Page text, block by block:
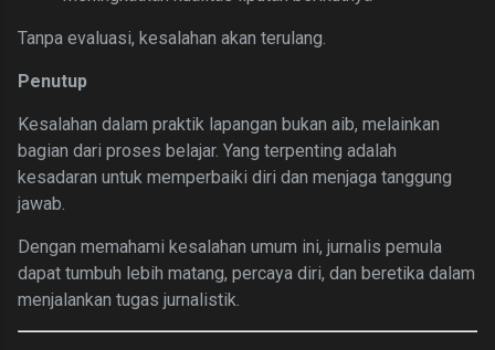
Tanpa evaluasi, kesalahan akan terulang.
Penutup
Kesalahan dalam praktik lapangan bukan aib, melainkan
bagian dari proses belajar. Yang terpenting adalah
kesadaran untuk memperbaiki diri dan menjaga tanggung
jawab.
Dengan memahami kesalahan umum ini, jurnalis pemula
dapat tumbuh lebih matang, percaya diri, dan beretika dalam
menjalankan tugas jurnalistik.